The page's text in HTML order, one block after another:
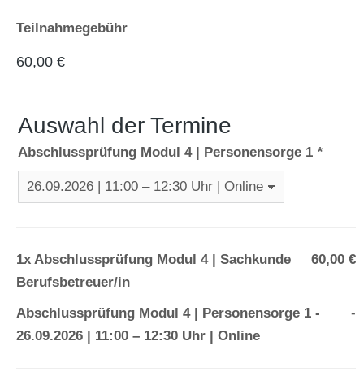
Teilnahmegebühr
60,00 €
Auswahl der Termine
Abschlussprüfung Modul 4 | Personensorge 1 *
1x Abschlussprüfung Modul 4 | Sachkunde
Berufsbetreuer/in
60,00 €
Abschlussprüfung Modul 4 | Personensorge 1 -
26.09.2026 | 11:00 – 12:30 Uhr | Online
-